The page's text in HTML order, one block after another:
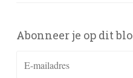
Abonneer je op dit